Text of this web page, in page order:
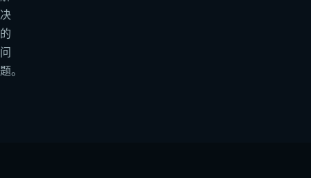
决
的
问
题。